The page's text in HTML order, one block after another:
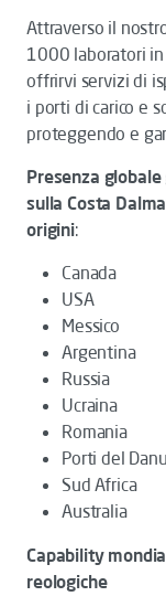
Attraverso il
1000 laboratori
offrirvi servizi di
i porti di carico e
proteggendo e
Presenza
sulla Costa
origini:
Canada
USA
Messico
Argentina
Russia
Ucraina
Romania
Porti del
Sud Africa
Australia
Capability
reologiche